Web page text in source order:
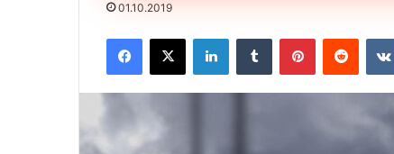
01.10.2019